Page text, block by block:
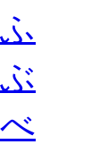
ふ
ぶ
べ